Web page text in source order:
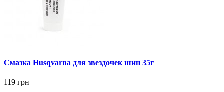
Смазка Husqvarna для звездочек шин 35г
119 грн